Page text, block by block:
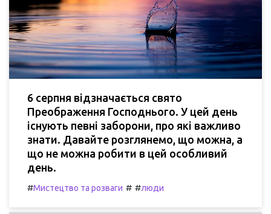
6 серпня відзначається свято
Преображення Господнього. У цей день
існують певні заборони, про які важливо
знати. Давайте розглянемо, що можна, а
що не можна робити в цей особливий
день.
#Мистецтво та розваги # #люди